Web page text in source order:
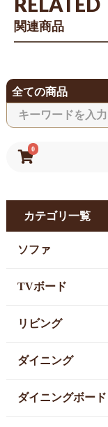
0
カテゴリ一覧
ソファ
TVボード
リビング
ダイニング
ダイニングボード
関連商品